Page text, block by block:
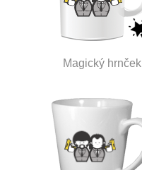
Magický hrnček